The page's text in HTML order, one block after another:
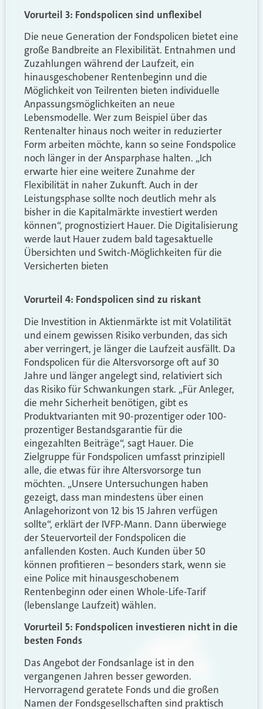
Vorurteil 3: Fondspolicen sind unflexibel
Die neue Generation der Fondspolicen bietet eine
große Bandbreite an Flexibilität. Entnahmen und
Zuzahlungen während der Laufzeit, ein
hinausgeschobener Rentenbeginn und die
Möglichkeit von Teilrenten bieten individuelle
Anpassungsmöglichkeiten an neue
Lebensmodelle. Wer zum Beispiel über das
Rentenalter hinaus noch weiter in reduzierter
Form arbeiten möchte, kann so seine Fondspolice
noch länger in der Ansparphase halten. „Ich
erwarte hier eine weitere Zunahme der
Flexibilität in naher Zukunft. Auch in der
Leistungsphase sollte noch deutlich mehr als
bisher in die Kapitalmärkte investiert werden
können“, prognostiziert Hauer. Die Digitalisierung
werde laut Hauer zudem bald tagesaktuelle
Übersichten und Switch-Möglichkeiten für die
Versicherten bieten
Vorurteil 4: Fondspolicen sind zu riskant
Die Investition in Aktienmärkte ist mit Volatilität
und einem gewissen Risiko verbunden, das sich
aber verringert, je länger die Laufzeit ausfällt. Da
Fondspolicen für die Altersvorsorge oft auf 30
Jahre und länger angelegt sind, relativiert sich
das Risiko für Schwankungen stark. „Für Anleger,
die mehr Sicherheit benötigen, gibt es
Produktvarianten mit 90-prozentiger oder 100-
prozentiger Bestandsgarantie für die
eingezahlten Beiträge“, sagt Hauer. Die
Zielgruppe für Fondspolicen umfasst prinzipiell
alle, die etwas für ihre Altersvorsorge tun
möchten. „Unsere Untersuchungen haben
gezeigt, dass man mindestens über einen
Anlagehorizont von 12 bis 15 Jahren verfügen
sollte“, erklärt der IVFP-Mann. Dann überwiege
der Steuervorteil der Fondspolicen die
anfallenden Kosten. Auch Kunden über 50
können profitieren – besonders stark, wenn sie
eine Police mit hinausgeschobenem
Rentenbeginn oder einen Whole-Life-Tarif
(lebenslange Laufzeit) wählen.
Vorurteil 5: Fondspolicen investieren nicht in die
besten Fonds
Das Angebot der Fondsanlage ist in den
vergangenen Jahren besser geworden.
Hervorragend geratete Fonds und die großen
Namen der Fondsgesellschaften sind praktisch